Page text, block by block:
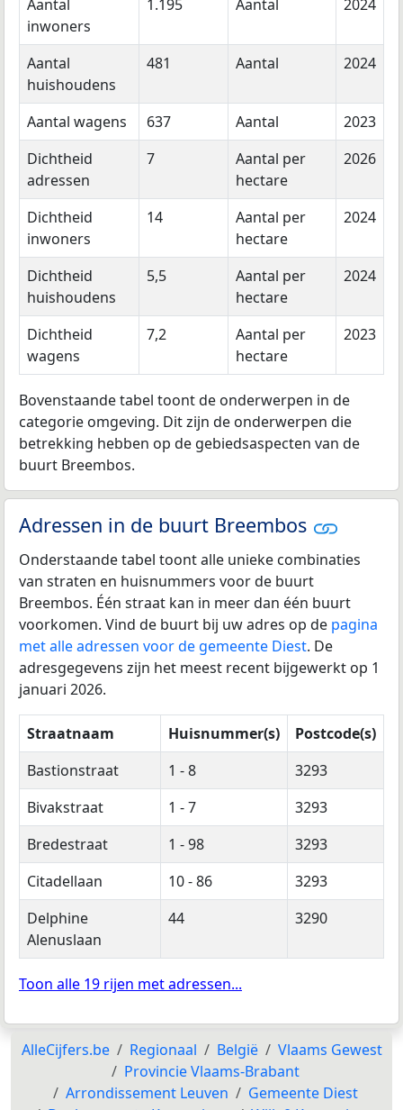
Aantal
inwoners
1.195 Aantal 2024
Aantal
huishoudens
481 Aantal 2024
Aantal wagens 637 Aantal
2023
Dichtheid
adressen
7
Aantal per
hectare
2026
Dichtheid
inwoners
14
Aantal per
hectare
2024
Dichtheid
huishoudens
5,5
Aantal per
hectare
2024
Dichtheid
wagens
7,2
Aantal per
hectare
2023
Bovenstaande tabel toont de onderwerpen in de
categorie omgeving. Dit zijn de onderwerpen die
betrekking hebben op de gebiedsaspecten van de
buurt Breembos.
Adressen in de buurt Breembos
Onderstaande tabel toont alle unieke combinaties
van straten en huisnummers voor de buurt
Breembos. Één straat kan in meer dan één buurt
voorkomen. Vind de buurt bij uw adres op de pagina
met alle adressen voor de gemeente Diest. De
adresgegevens zijn het meest recent bijgewerkt op 1
januari 2026.
Straatnaam Huisnummer(s)
Postcode(s)
Bastionstraat
1 - 8
3293
Bivakstraat
1 - 7
3293
Bredestraat
1 - 98
3293
Citadellaan
10 - 86
3293
Delphine
Alenuslaan
44 3290
Toon alle 19 rijen met adressen...
AlleCijfers.be Regionaal België
Vlaams Gewest
Provincie Vlaams-Brabant
Arrondissement Leuven
Gemeente Diest